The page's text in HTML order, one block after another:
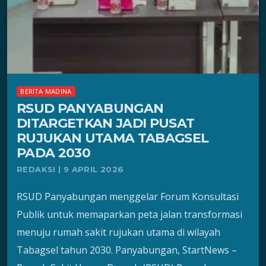
BERITA MADINA
RSUD PANYABUNGAN
DITARGETKAN JADI PUSAT
RUJUKAN UTAMA TABAGSEL
PADA 2030
REDAKSI | 9 APRIL 2026
RSUD Panyabungan menggelar Forum Konsultasi
Publik untuk memaparkan peta jalan transformasi
menuju rumah sakit rujukan utama di wilayah
Tabagsel tahun 2030. Panyabungan, StartNews –